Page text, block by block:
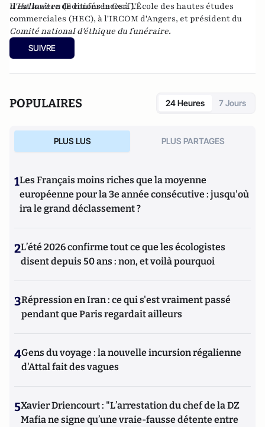
d'Halloween(Editions le Cerf).
Il est maître de conférences à l'École des hautes études
commerciales (HEC), à l'IRCOM d'Angers, et président du
Comité national d'éthique du funéraire.
SUIVRE
POPULAIRES 24 Heures 7 Jours
PLUS LUS PLUS PARTAGES
1Les Français moins riches que la moyenne
européenne pour la 3e année consécutive : jusqu'où
ira le grand déclassement ?
2L’été 2026 confirme tout ce que les écologistes
disent depuis 50 ans : non, et voilà pourquoi
3Répression en Iran : ce qui s'est vraiment passé
pendant que Paris regardait ailleurs
4Gens du voyage : la nouvelle incursion régalienne
d'Attal fait des vagues
5Xavier Driencourt : "L’arrestation du chef de la DZ
Mafia ne signe qu’une vraie-fausse détente entre